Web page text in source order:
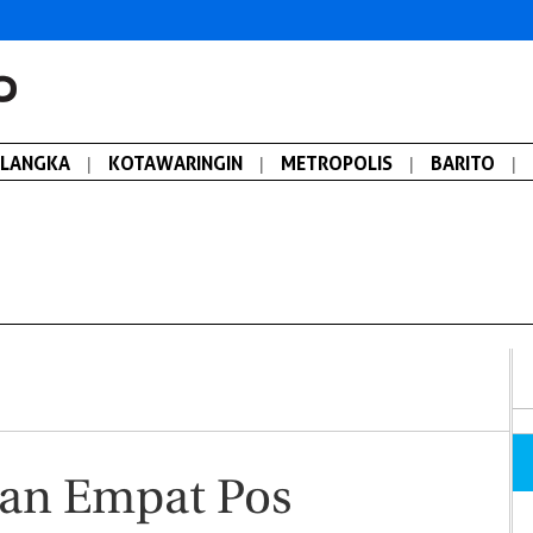
| KOTAWARINGIN | METROPOLIS | BARITO |
Empat Pos